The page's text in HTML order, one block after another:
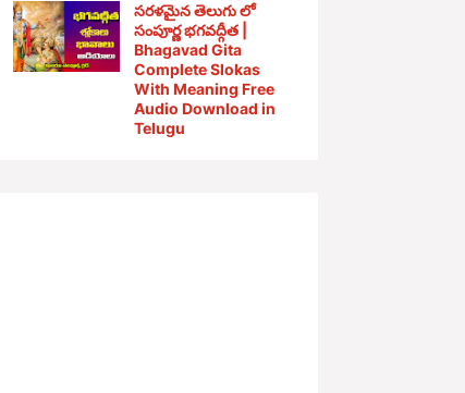
సరళమైన తెలుగు లో
సంపూర్ణ భగవద్గీత |
Bhagavad Gita
Complete Slokas
With Meaning Free
Audio Download in
Telugu